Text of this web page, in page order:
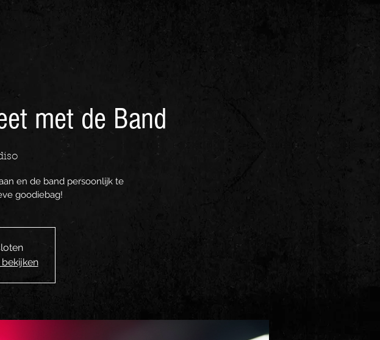
met de Band
en de band persoonlijk te
goodiebag!